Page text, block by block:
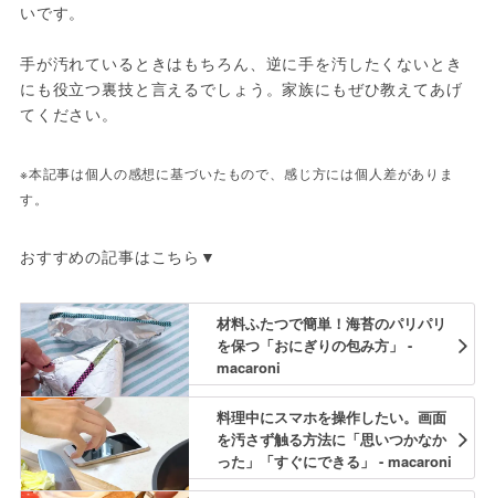
いです。
手が汚れているときはもちろん、逆に手を汚したくないとき
にも役立つ裏技と言えるでしょう。家族にもぜひ教えてあげ
てください。
※本記事は個人の感想に基づいたもので、感じ方には個人差がありま
す。
おすすめの記事はこちら▼
材料ふたつで簡単！海苔のパリパリ
を保つ「おにぎりの包み方」 -
macaroni
料理中にスマホを操作したい。画面
を汚さず触る方法に「思いつかなか
った」「すぐにできる」 - macaroni